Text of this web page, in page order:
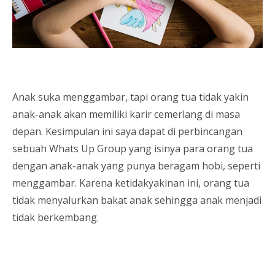
Anak suka menggambar, tapi orang tua tidak yakin
anak-anak akan memiliki karir cemerlang di masa
depan. Kesimpulan ini saya dapat di perbincangan
sebuah Whats Up Group yang isinya para orang tua
dengan anak-anak yang punya beragam hobi, seperti
menggambar. Karena ketidakyakinan ini, orang tua
tidak menyalurkan bakat anak sehingga anak menjadi
tidak berkembang.